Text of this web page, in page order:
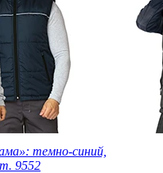
темно-синий,
9552